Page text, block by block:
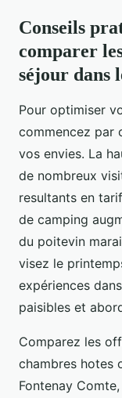
Conseils
comparer
séjour dans
Pour optimiser
commencez par
vos envies. La
de nombreux
resultants en
de camping
du poitevin
visez le
expériences
paisibles et
Comparez les
chambres hotes
Fontenay